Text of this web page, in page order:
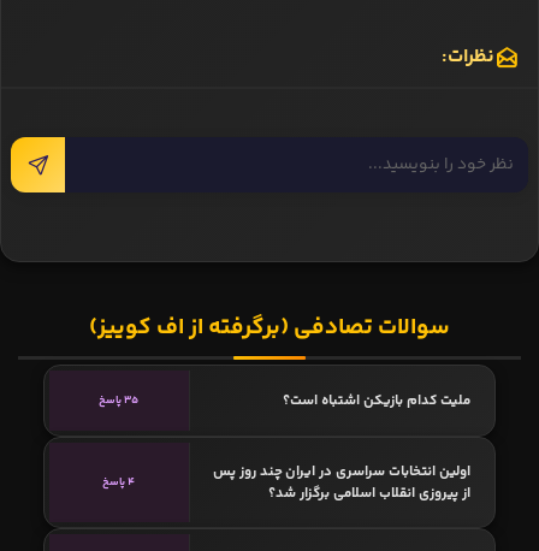
نظرات:
سوالات تصادفی (برگرفته از اف کوییز)
ملیت کدام بازیکن اشتباه است؟ 35 پاسخ
اولین انتخابات سراسری در ایران چند روز پس
از پیروزی انقلاب اسلامی برگزار شد؟
4 پاسخ